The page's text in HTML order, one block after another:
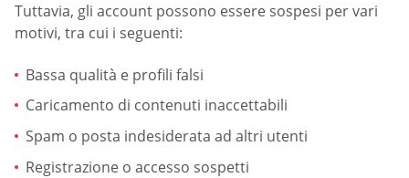
Tuttavia, gli account possono essere sospesi per vari
motivi, tra cui i seguenti:
Bassa qualità e profili falsi
Caricamento di contenuti inaccettabili
Spam o posta indesiderata ad altri utenti
Registrazione o accesso sospetti